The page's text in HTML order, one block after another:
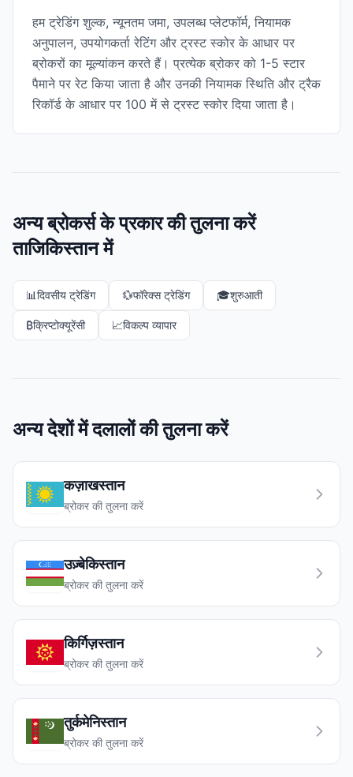
हम ट्रेडिंग शुल्क, न्यूनतम जमा, उपलब्ध प्लेटफॉर्म, नियामक
अनुपालन, उपयोगकर्ता रेटिंग और ट्रस्ट स्कोर के आधार पर
ब्रोकरों का मूल्यांकन करते हैं। प्रत्येक ब्रोकर को 1-5 स्टार
पैमाने पर रेट किया जाता है और उनकी नियामक स्थिति और ट्रैक
रिकॉर्ड के आधार पर 100 में से ट्रस्ट स्कोर दिया जाता है।
अन्य ब्रोकर्स के प्रकार की तुलना करें
ताजिकिस्तान में
📊दिवसीय ट्रेडिंग 💱फॉरेक्स ट्रेडिंग 🎓शुरुआती
₿क्रिप्टोक्यूरेंसी 📈विकल्प व्यापार
अन्य देशों में दलालों की तुलना करें
कज़ाखस्तान
ब्रोकर की तुलना करें
उज़्बेकिस्तान
ब्रोकर की तुलना करें
किर्गिज़स्तान
ब्रोकर की तुलना करें
तुर्कमेनिस्तान
ब्रोकर की तुलना करें